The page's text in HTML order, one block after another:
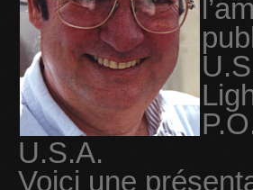
U.S.A.
Voici une